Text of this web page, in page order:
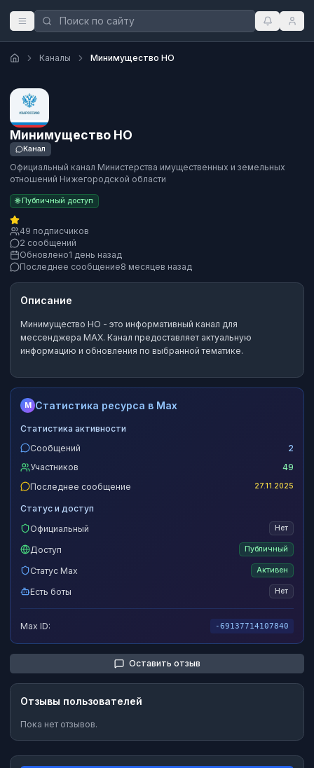
Каналы Минимущество НО
Минимущество НО
Канал
Официальный канал Министерства имущественных и земельных
отношений Нижегородской области
🌐 Публичный доступ
49 подписчиков
2 сообщений
Обновлено1 день назад
Последнее сообщение8 месяцев назад
Описание
Минимущество НО - это информативный канал для
мессенджера MAX. Канал предоставляет актуальную
информацию и обновления по выбранной тематике.
M Статистика ресурса в Max
Статистика активности
Сообщений
2
Участников
49
Последнее сообщение
27.11.2025
Статус и доступ
Официальный
Нет
Доступ Публичный
Статус Max Активен
Есть боты Нет
Max ID: -69137714107840
Оставить отзыв
Отзывы пользователей
Пока нет отзывов.